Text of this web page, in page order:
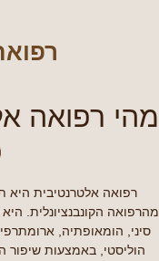
מהי רפואה
רפואה אלטרנטיבית היא
מהרפואה הקונבנציונלית.
סיני, הומאופתיה,
הוליסטי, באמצעות שיפור